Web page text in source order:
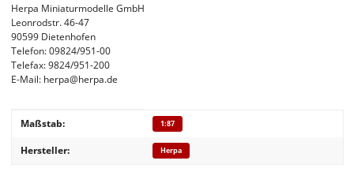
Herpa Miniaturmodelle GmbH
Leonrodstr. 46-47
90599 Dietenhofen
Telefon: 09824/951-00
Telefax: 9824/951-200
E-Mail: herpa@herpa.de
Produkteigenschaft
Wert
Maßstab: 1:87
Hersteller: Herpa